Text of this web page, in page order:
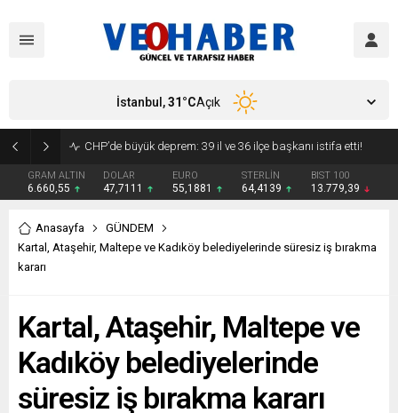
GRAM ALTIN
6.660,55
DOLAR
47,7111
EURO
55,1881
STERLİN
64,4139
BIST 100
13.779,39
İstanbul,31°CAçık
Anasayfa
GÜNDEM
Kartal, Ataşehir, Maltepe ve Kadıköy belediyelerinde süresiz iş bırakma
kararı
Kartal, Ataşehir, Maltepe ve
Kadıköy belediyelerinde
süresiz iş bırakma kararı